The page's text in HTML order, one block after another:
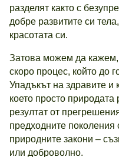
разделят както с
добре развитите си
красотата си.
Затова можем да кажем,
скоро процес, който до
Упадъкът на здравите и
което просто
резултат от
предходните
природните закони –
или доброволно.